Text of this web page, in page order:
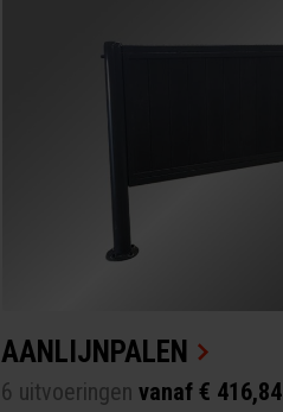
AANLIJNPALEN
6 uitvoeringen vanaf € 416,84